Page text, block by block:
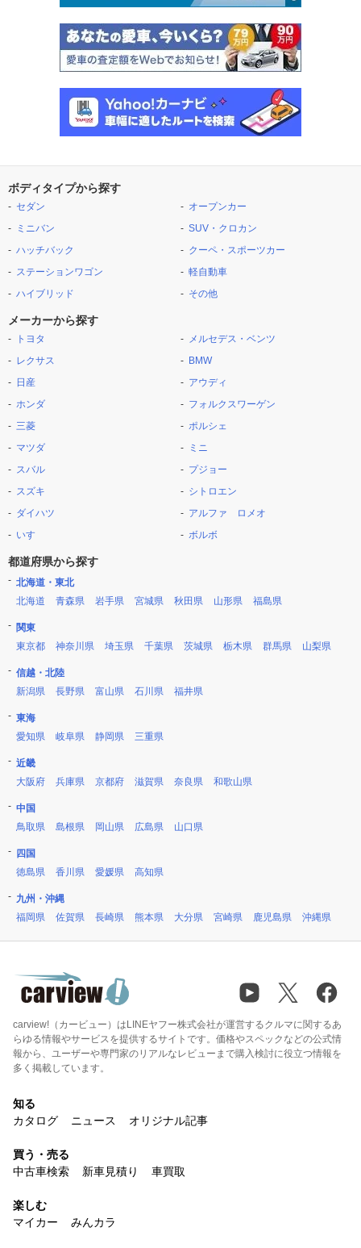
ボディタイプから探す
セダン
ミニバン
ハッチバック
ステーションワゴン
ハイブリッド
オープンカー
SUV・クロカン
クーペ・スポーツカー
軽自動車
その他
メーカーから探す
トヨタ
レクサス
日産
ホンダ
三菱
マツダ
スバル
スズキ
ダイハツ
いすゞ
メルセデス・ベンツ
BMW
アウディ
フォルクスワーゲン
ポルシェ
ミニ
プジョー
シトロエン
アルファ ロメオ
ボルボ
都道府県から探す
北海道・東北
北海道
青森県 岩手県 宮城県 秋田県 山形県 福島県
関東
東京都
神奈川県 埼玉県 千葉県 茨城県 栃木県 群馬県 山梨県
信越・北陸
新潟県
長野県 富山県 石川県 福井県
東海
愛知県
岐阜県 静岡県 三重県
近畿
大阪府
兵庫県 京都府 滋賀県 奈良県 和歌山県
中国
鳥取県
島根県 岡山県 広島県 山口県
四国
徳島県
香川県 愛媛県 高知県
九州・沖縄
福岡県
佐賀県 長崎県 熊本県 大分県 宮崎県 鹿児島県 沖縄県
carview!（カービュー）はLINEヤフー株式会社が運営するクルマに関するあ
らゆる情報やサービスを提供するサイトです。価格やスペックなどの公式情
報から、ユーザーや専門家のリアルなレビューまで購入検討に役立つ情報を
多く掲載しています。
知る
カタログ
ニュース オリジナル記事
買う・売る
中古車検索
新車見積り 車買取
楽しむ
マイカー
みんカラ